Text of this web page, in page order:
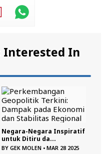
Interested In
Negara-Negara Inspiratif
untuk Ditiru da...
BY GEK MOLEN • MAR 28 2025